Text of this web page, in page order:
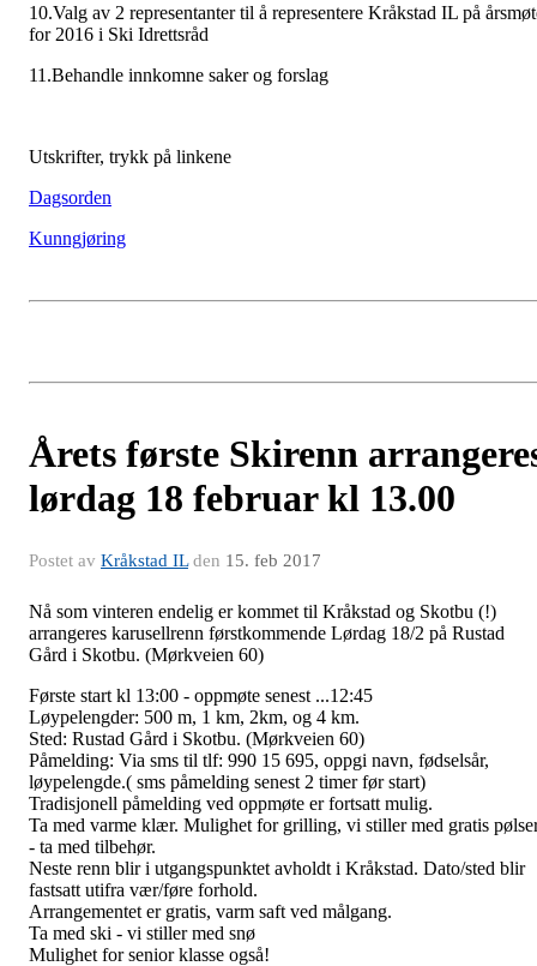
10.Valg av 2 representanter til å representere Kråkstad IL på
for 2016 i Ski Idrettsråd
11.Behandle innkomne saker og forslag
Utskrifter, trykk på linkene
Dagsorden
Kunngjøring
Årets første Skirenn
lørdag 18 februar kl 13.00
Postet av Kråkstad ILden 15. feb 2017
Nå som vinteren endelig er kommet til Kråkstad og Skotbu (!)
arrangeres karusellrenn førstkommende Lørdag 18/2 på Rustad
Gård i Skotbu. (Mørkveien 60)
Første start kl 13:00 - oppmøte senest ...12:45
Løypelengder: 500 m, 1 km, 2km, og 4 km.
Sted: Rustad Gård i Skotbu. (Mørkveien 60)
Påmelding: Via sms til tlf: 990 15 695, oppgi navn, fødselsår,
løypelengde.( sms påmelding senest 2 timer før start)
Tradisjonell påmelding ved oppmøte er fortsatt mulig.
Ta med varme klær. Mulighet for grilling, vi stiller med gratis
- ta med tilbehør.
Neste renn blir i utgangspunktet avholdt i Kråkstad. Dato/sted blir
fastsatt utifra vær/føre forhold.
Arrangementet er gratis, varm saft ved målgang.
Ta med ski - vi stiller med snø
Mulighet for senior klasse også!